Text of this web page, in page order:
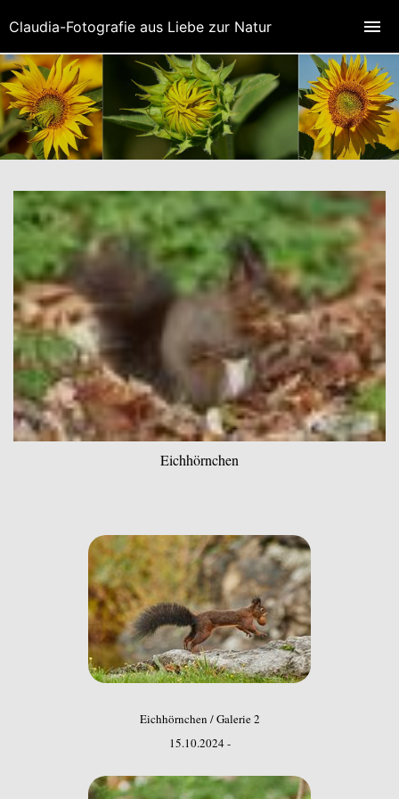
Eichhörnchen
Eichhörnchen / Galerie 2
15.10.2024 -
Claudia-Fotografie aus Liebe zur Natur